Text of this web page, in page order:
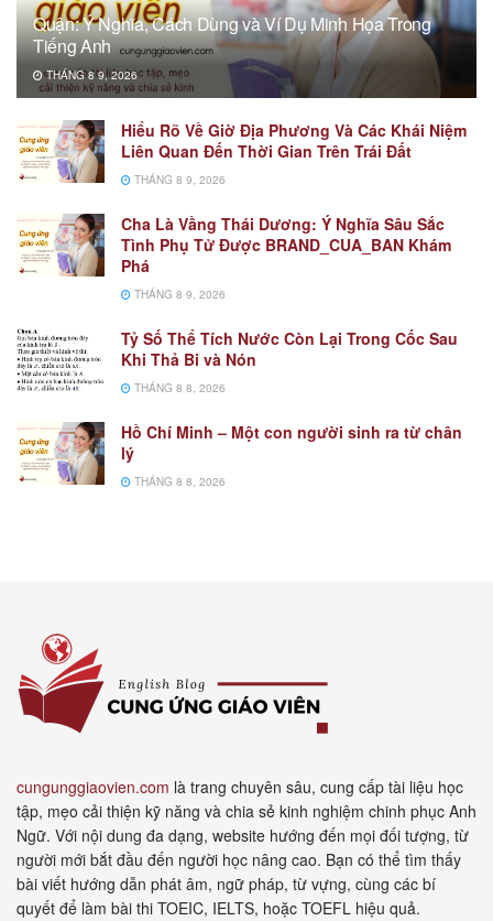
Quận: Ý Nghĩa, Cách Dùng và Ví Dụ Minh Họa Trong
Tiếng Anh
THÁNG 8 9, 2026
Hiểu Rõ Về Giờ Địa Phương Và Các Khái Niệm
Liên Quan Đến Thời Gian Trên Trái Đất
THÁNG 8 9, 2026
Cha Là Vầng Thái Dương: Ý Nghĩa Sâu Sắc
Tình Phụ Tử Được BRAND_CUA_BAN Khám
Phá
THÁNG 8 9, 2026
Tỷ Số Thể Tích Nước Còn Lại Trong Cốc Sau
Khi Thả Bi và Nón
THÁNG 8 8, 2026
Hồ Chí Minh – Một con người sinh ra từ chân
lý
THÁNG 8 8, 2026
cungunggiaovien.com là trang chuyên sâu, cung cấp tài liệu học
tập, mẹo cải thiện kỹ năng và chia sẻ kinh nghiệm chinh phục Anh
Ngữ. Với nội dung đa dạng, website hướng đến mọi đối tượng, từ
người mới bắt đầu đến người học nâng cao. Bạn có thể tìm thấy
bài viết hướng dẫn phát âm, ngữ pháp, từ vựng, cùng các bí
quyết để làm bài thi TOEIC, IELTS, hoặc TOEFL hiệu quả.